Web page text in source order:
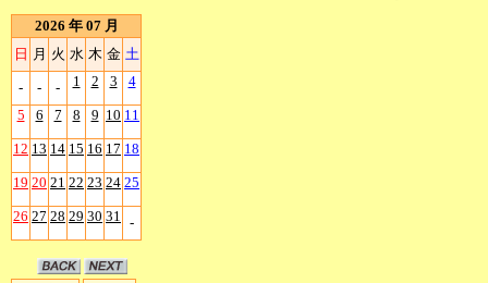
2026 年 07 月
日 月 火 水 木 金 土
- - - 1 2 3 4
5 6 7 8 9 10 11
12 13 14 15 16 17 18
19 20 21 22 23 24 25
26 27 28 29 30 31 -